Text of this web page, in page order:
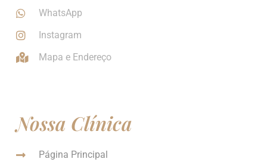
WhatsApp
Instagram
Mapa e Endereço
Nossa Clínica
Página Principal